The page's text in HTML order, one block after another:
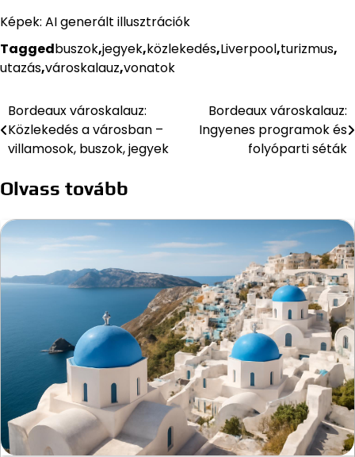
Képek: AI generált illusztrációk
Taggedbuszok,jegyek,közlekedés,Liverpool,turizmus,
utazás,városkalauz,vonatok
Bejegyzés
navigáció
Bordeaux városkalauz:
Közlekedés a városban –
villamosok, buszok, jegyek
Bordeaux városkalauz:
Ingyenes programok és
folyóparti séták
Olvass tovább